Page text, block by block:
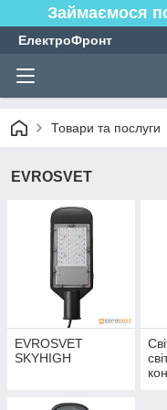
Займаємося
ЕлектроФронт
Товари та послуги
EVROSVET
EVROSVET
SKYHIGH